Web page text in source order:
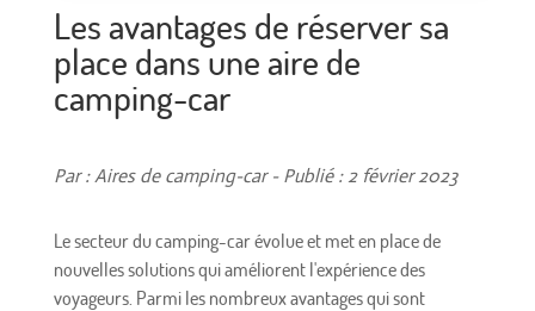
Les avantages de réserver sa
place dans une aire de
camping-car
Par : Aires de camping-car - Publié : 2 février 2023
Le secteur du camping-car évolue et met en place de
nouvelles solutions qui améliorent l'expérience des
voyageurs. Parmi les nombreux avantages qui sont